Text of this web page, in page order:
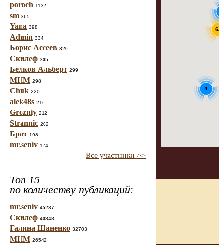
poroch 1132
sm 865
Yana 398
Admin 334
Борис Ассеев 320
Скилеф 305
Белков Альберт 299
МНМ 298
Chuk 220
alek48s 216
Grozniy 212
Strannic 202
Брат 198
mr.seniv 174
Все участники >>
Топ 15
по количеству публикаций:
mr.seniv 45237
Скилеф 40848
Галина Шаненко 32703
МНМ 26542
4